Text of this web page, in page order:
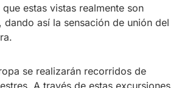
estas vistas realmente son
dando así la sensación de unión del
se realizarán recorridos de
A través de estas excursiones